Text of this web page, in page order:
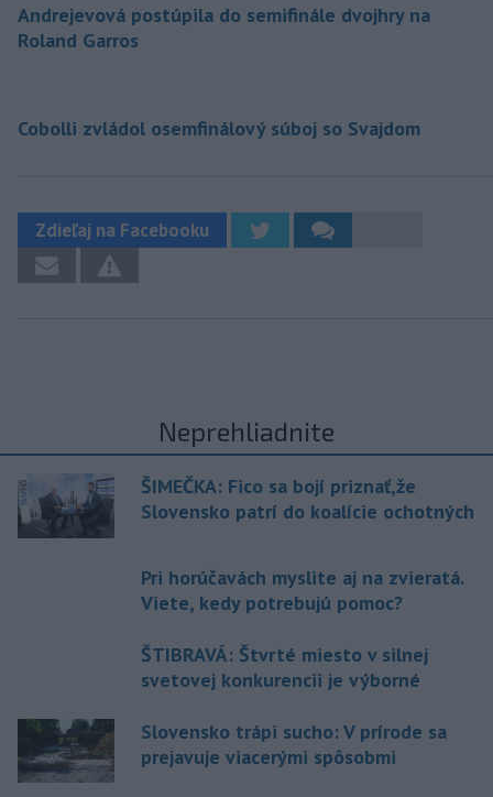
Andrejevová postúpila do semifinále dvojhry na
Roland Garros
Cobolli zvládol osemfinálový súboj so Svajdom
Zdieľaj na Facebooku
Neprehliadnite
ŠIMEČKA: Fico sa bojí priznať,že
Slovensko patrí do koalície ochotných
Pri horúčavách myslite aj na zvieratá.
Viete, kedy potrebujú pomoc?
ŠTIBRAVÁ: Štvrté miesto v silnej
svetovej konkurencii je výborné
Slovensko trápi sucho: V prírode sa
prejavuje viacerými spôsobmi